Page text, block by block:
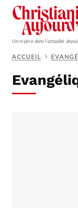
Un repère dans l'actualité
Monde
ACCUEIL